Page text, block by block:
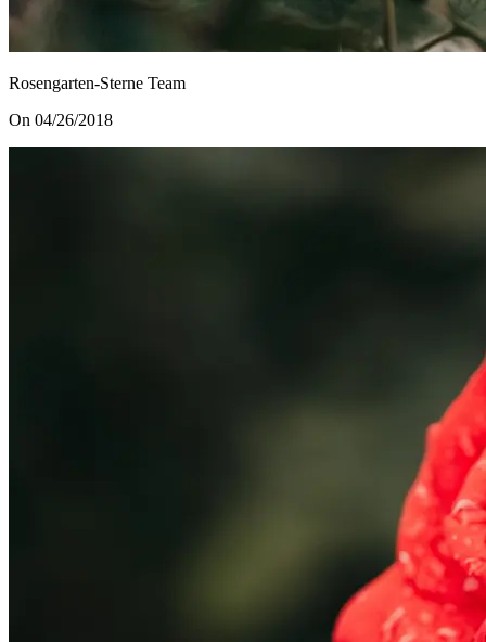
Rosengarten-Sterne Team
On 04/26/2018